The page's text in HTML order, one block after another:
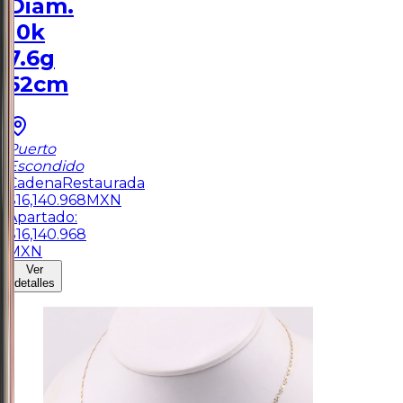
Diam.
10k
7.6g
52cm
Puerto
Escondido
Cadena Restaurada
$16,140.968 MXN
Apartado:
$16,140.968
MXN
Ver
detalles